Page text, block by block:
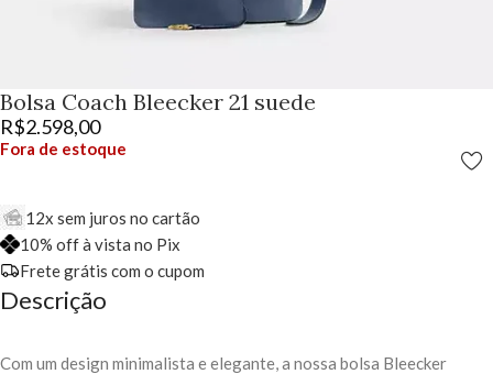
Bolsa Coach Bleecker 21 suede
R$2.598,00
Fora de estoque
12x sem juros no cartão
10% off à vista no Pix
Frete grátis com o cupom
Descrição
Com um design minimalista e elegante, a nossa bolsa Bleecker